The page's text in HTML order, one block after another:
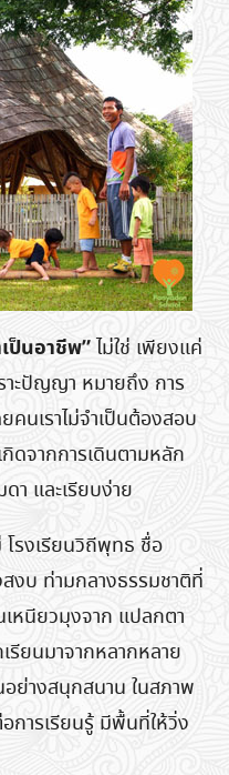
ป็นอาชีพ”ไม่ใช่ เพียงแค่
าะปัญญา หมายถึง การ
คนเราไม่จำเป็นต้องสอบ
จากการเดินตามหลัก
า และเรียบง่าย
โรงเรียนวิถีพุทธ ชื่อ
งบ ท่ามกลางธรรมชาติที่
เหนียวมุงจาก แปลกตา
รียนมาจากหลากหลาย
ย่างสนุกสนาน ในสภาพ
การเรียนรู้ มีพื้นที่ให้วิ่ง